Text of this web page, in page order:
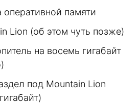
оперативной памяти
Lion (об этом чуть позже)
на восемь гигабайт
под Mountain Lion